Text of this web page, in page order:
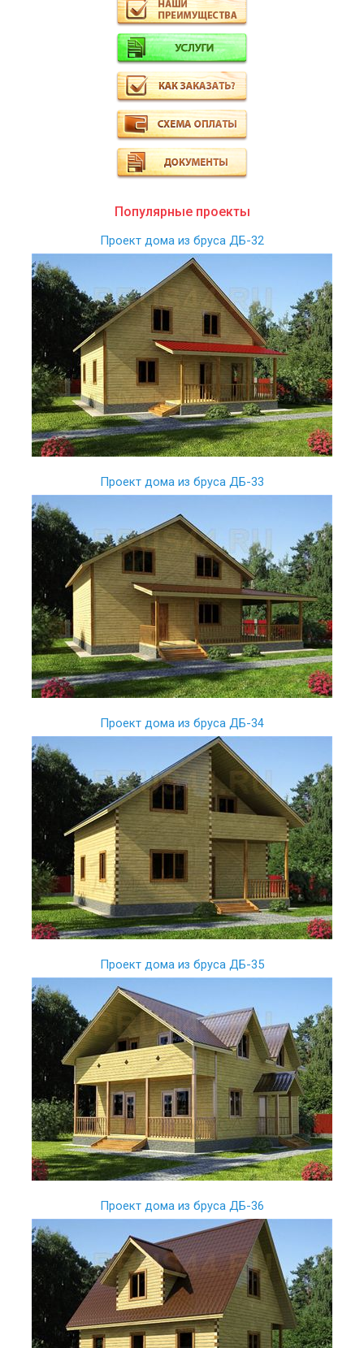
Популярные проекты
Проект дома из бруса ДБ-32
Проект дома из бруса ДБ-33
Проект дома из бруса ДБ-34
Проект дома из бруса ДБ-35
Проект дома из бруса ДБ-36